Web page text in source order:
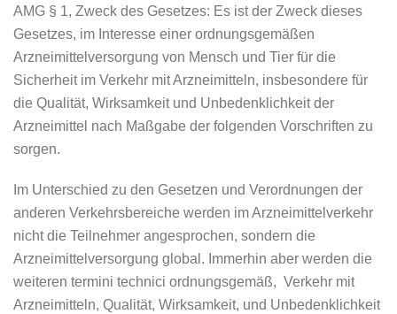
AMG § 1, Zweck des Gesetzes: Es ist der Zweck dieses
Gesetzes, im Interesse einer ordnungsgemäßen
Arzneimittelversorgung von Mensch und Tier für die
Sicherheit im Verkehr mit Arzneimitteln, insbesondere für
die Qualität, Wirksamkeit und Unbedenklichkeit der
Arzneimittel nach Maßgabe der folgenden Vorschriften zu
sorgen.
Im Unterschied zu den Gesetzen und Verordnungen der
anderen Verkehrsbereiche werden im Arzneimittelverkehr
nicht die Teilnehmer angesprochen, sondern die
Arzneimittelversorgung global. Immerhin aber werden die
weiteren termini technici ordnungsgemäß, Verkehr mit
Arzneimitteln, Qualität, Wirksamkeit, und Unbedenklichkeit